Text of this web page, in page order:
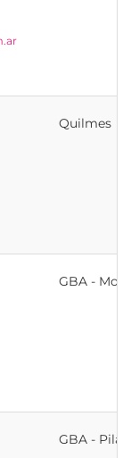
Quilmes
GBA -
GBA - Pilar